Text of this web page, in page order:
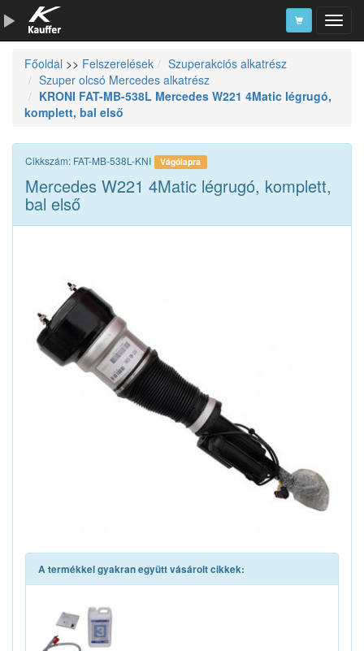
Szerszámkatalógus
Kosár
Főoldal >> Felszerelések
Szuperakciós alkatrész
Szuper olcsó Mercedes alkatrész
KRONI FAT-MB-538L Mercedes W221 4Matic légrugó,
komplett, bal első
Cikkszám: FAT-MB-538L-KNI Vágólapra
Mercedes W221 4Matic légrugó, komplett,
bal első
A termékkel gyakran együtt vásárolt cikkek: